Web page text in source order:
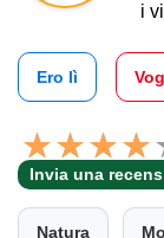
i
Ero lì
Invia una
Natura